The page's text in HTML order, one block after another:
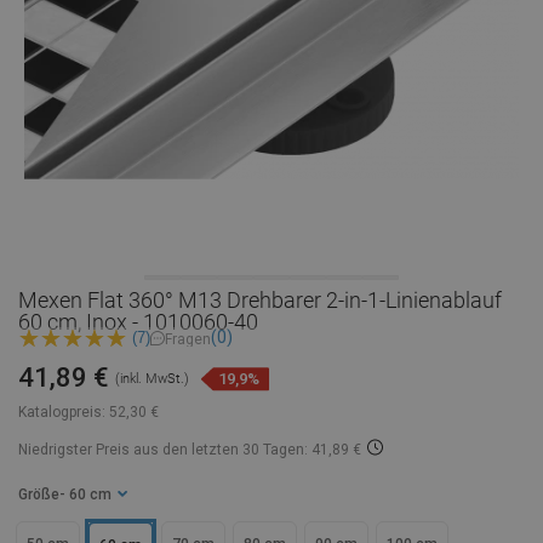
Mexen Flat 360° M13 Drehbarer 2-in-1-Linienablauf
60 cm, Inox - 1010060-40
(7) Fragen(0)
Katalogpreis: 52,30 €
41,89 € (inkl. MwSt.) 19,9%
Niedrigster Preis aus den letzten 30 Tagen: 41,89 €
Größe - 60 cm